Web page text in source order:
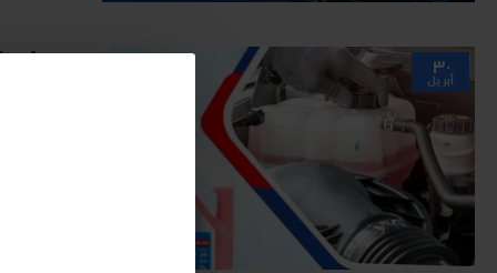
٣٠
أبريل
s.anwar
4
تعرف
الطاقة